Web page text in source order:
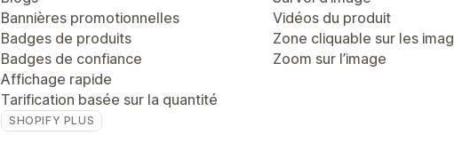
Bannières promotionnelles
Badges de produits
Badges de confiance
Affichage rapide
Tarification basée sur la quantité
SHOPIFY PLUS
Vidéos du produit
Zone cliquable sur les
Zoom sur l’image